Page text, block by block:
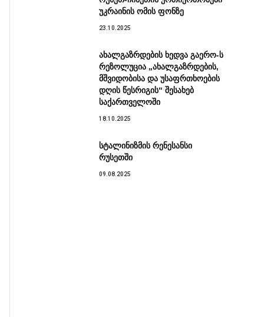
უკრაინის ომის ფონზე
23.10.2025
ახალგაზრდების ხედვა გაერო-ს
რეზოლუცია „ახალგაზრდების,
მშვიდობისა და უსაფრთხოების
დღის წესრიგის“ შესახებ
საქართველოში
18.10.2025
სტალინიზმის რენესანსი
რუსეთში
09.08.2025